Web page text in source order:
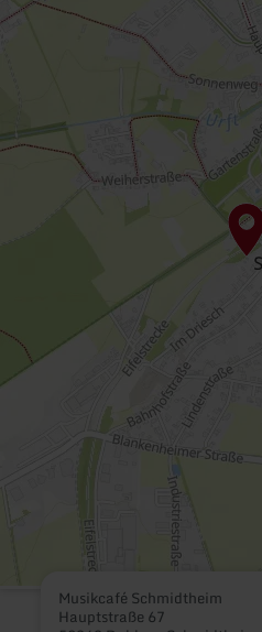
Musikcafé Schmidtheim
Hauptstraße 67